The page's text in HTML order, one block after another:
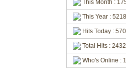
This Month :
This Year :
Hits Today : 570
Total Hits :
Who's Online : 1